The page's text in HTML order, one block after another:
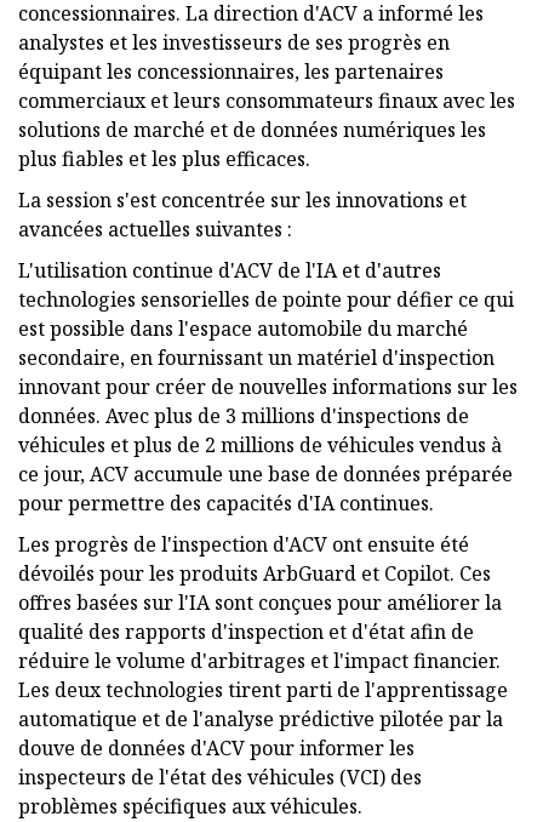
concessionnaires. La direction d'ACV a informé les
analystes et les investisseurs de ses progrès en
équipant les concessionnaires, les partenaires
commerciaux et leurs consommateurs finaux avec les
solutions de marché et de données numériques les
plus fiables et les plus efficaces.
La session s'est concentrée sur les innovations et
avancées actuelles suivantes :
L'utilisation continue d'ACV de l'IA et d'autres
technologies sensorielles de pointe pour défier ce qui
est possible dans l'espace automobile du marché
secondaire, en fournissant un matériel d'inspection
innovant pour créer de nouvelles informations sur les
données. Avec plus de 3 millions d'inspections de
véhicules et plus de 2 millions de véhicules vendus à
ce jour, ACV accumule une base de données préparée
pour permettre des capacités d'IA continues.
Les progrès de l'inspection d'ACV ont ensuite été
dévoilés pour les produits ArbGuard et Copilot. Ces
offres basées sur l'IA sont conçues pour améliorer la
qualité des rapports d'inspection et d'état afin de
réduire le volume d'arbitrages et l'impact financier.
Les deux technologies tirent parti de l'apprentissage
automatique et de l'analyse prédictive pilotée par la
douve de données d'ACV pour informer les
inspecteurs de l'état des véhicules (VCI) des
problèmes spécifiques aux véhicules.